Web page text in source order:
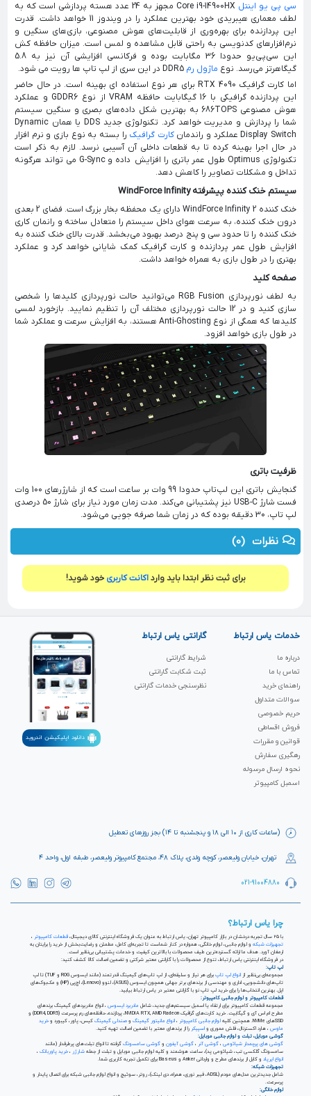
سی پی یو اینتل
Core i9-14900HX مجهز به 24 عدد هسته پردازشی است که به
لطف معماری هیبریدی خود بهترین عملکرد را در ویندوز 11 خواهد داشت. قدرت
این پردازنده برای بهره‌وری از قابلیت‌های هوش مصنوعی، بازی‌های سنگین و
نرم‌افزار‌های کدنویسی به راحتی قابل مشاهده و لمس است. میزان حافظه کش
این سی‌پی‌یو حدودا 36 مگابایت بوده و فرکانسی افزایشی آن نیز به 5.8
گیگاهرتز می‌‎رسد. نوع
ماژول رم DDR5 در این سری از لپ تاپ ها رویت می شود.
اما کارت گرافیک RTX 4090 برای هر نوع استفاده ای بهینه است. در حال حاضر
این پردازنده گرافیکی با 16 گیگابایت حافظه VRAM از نوع GDDR6 و عملکرد
هوش مصنوعی 686TOPS به بهترین شکل داده‌های بصری و سنگین سیستم
شما را پردازش و مدیریت خواهد کرد. تکنولوژی جدید DDS یا همان Dynamic
Display Switch عملکرد و راندمان
کارت گرافیک را بسته به نوع بازی و نرم افزار
در حال اجرا بهینه کرده تا به قطعات داخلی آن آسیبی نرسد. لازم به ذکر است
تکنولوژی Optimus طول عمر باتری را افزایش داده و G-Sync می تواند هرگونه
تداخل و مشکلات تصاویر را کاهش دهد.
سیستم خنک کننده پیشرفته WindForce Infinity
خنک کننده WindForce Infinity 2 دارای یک محفظه بخار بزرگ است. فضای 2 بعدی
درون خنک کننده، به سرعت هوای داخل سیستم را متعادل ساخته و رانمان کاری
خنک کننده را تا حدود سی و پنج درصد بهبود می‌بخشد. قدرت بالای خنک کننده به
افزایش طول عمر پردازنده و کارت گرافیک کمک شایانی خواهد کرد و عملکرد
بهتری را در طول بازی به همراه خواهد داشت.
صفحه کلید
به لطف نورپردازی RGB Fusion می‌توانید حالت نورپردازی کلیدها را شخصی
سازی کنید و در 12 حالت نورپردازی مختلف آن را تنظیم نمایید. بازخورد لمسی
کلید‌ها که همگی از نوع Anti-Ghosting هستند، به افزایش سرعت و عملکرد شما
در طول بازی خواهد افزود.
ظرفیت باتری
گنجایش باتری این لپ‌تاپ حدودا 99 وات بر ساعت است که از شارژر‌های 100 وات
فست شارژ USB-C نیز پشتیبانی می‌کند. مدت زمان مورد نیاز برای شارژ 50 درصدی
لپ تاپ، 30 دقیقه بوده که در زمان شما صرفه جویی می‌شود.
نظرات (0)
برای ثبت نظر ابتدا باید وارداکانت کاربری خود شوید!
(ساعات کاری از ۱۰ الی ۱۸ و پنجشنبه تا ۱۴) بجز روزهای تعطیل
تهران، خیابان ولیعصر، کوچه ولدی، پلاک ۴۸، مجتمع کامپیوتر ولیعصر، طبقه اول، واحد ۴
021-91004880
خدمات یاس ارتباط
درباره ما
تماس با ما
راهنمای خرید
سوالات متداول
حریم خصوصی
فروش اقساطی
قوانین و مقررات
رهگیری سفارش
نحوه ارسال مرسوله
اسمبل کامپیوتر
گارانتی یاس ارتباط
شرایط گارانتی
ثبت شکابت‌ گارانتی
نظرسنجی خدمات گارانتی
دانلود اپلیکیشن اندروید
چرا یاس ارتباط؟
با ۲۵ سال تجربه درخشان در بازار کامپیوتر تهران، یاس ارتباط به عنوان یک فروشگاه اینترنتی کالای دیجیتال، قطعات کامپیوتر
تجهیزات شبکه
و لوازم جانبی، لوازم خانگی، همواره در کنار شماست تا تجربه‌ای کامل، مطمئن و رضایت‌بخش از خرید را برایتان به
ارمغان آورد. هدف ما ارائه گسترده‌ترین طیف محصولات با بالاترین کیفیت و خدمات پشتیبانی بی‌نظیر است.
در فروشگاه اینترنتی یاس ارتباط، تنوع از محصولات را با گارانتی معتبر شرکتی و تضمین اصالت کالا کشف کنید:
لپ تاپ:
مجموعه‌ای بی‌نظیر از انواع لپ تاپ
برای هر نیاز و سلیقه‌ای، از لپ تاپ‌های گیمینگ قدرتمند (مانند ایسوس ROG و TUF) تا لپ
تاپ‌های دانشجویی، اداری و مهندسی از برندهای برتر جهانی همچون ایسوس (ASUS)، لنوو (Lenovo)، اچ‌پی (HP) و مک‌بوک‌های
اپل. بهترین انتخاب‌ها را برای خرید لپ تاپ نو با گارانتی معتبر در یاس ارتباط بیابید.
قطعات کامپیوتر و لوازم جانبی کامپیوتر:
مجموعه قطعات کامپیوتر برای ارتقاء یا اسمبل سیستم‌های جدید، شامل مادربرد ایسوس ، انواع مادربردهای گیمینگ برندهای
مطرح ام اس آی و گیگابیت. خرید کارت‌های گرافیک NVIDIA RTX, AMD Radeon، پردازنده‌، حافظه‌های رم پرسرعت (DDR4, DDR5) و
SSDهای NVMe. همچنین کلیه
لوازم جانبی کامپیوتر انواع مانیتور گیمینگ صندلی گیمینگ
خرید
ماوس
اسپیکر
گوشی موبایل، تبلت و لوازم جانبی موبایل:
گوشی های پرچمدار شیائومی گوشی آنر گوشی آیفون گوشی سامسونگ گرفته تا انواع تبلت‌های پرطرفدار (مانند
سامسونگ گلکسی تب، شیائومی پد)، ساعت هوشمند و کلیه لوازم جانبی موبایل و تبلت از جمله شارژر خرید پاوربانک
انواع ایرپاد
تجهیزات شبکه:
شامل جدیدترین مدل‌های مودم (ADSL، فیبر نوری، همراه، دی لینک)، روتر، سوئیچ و انواع لوازم جانبی شبکه برای اتصال پایدار و
پرسرعت.
لوازم خانگی: